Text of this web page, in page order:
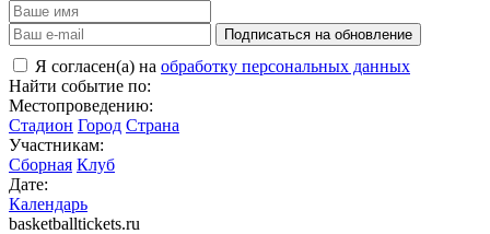
Подписаться на обновление
Я согласен(а) на обработку персональных данных
Найти событие по:
Местопроведению:
Стадион Город Страна
Участникам:
Сборная Клуб
Дате:
Календарь
basketballtickets.ru